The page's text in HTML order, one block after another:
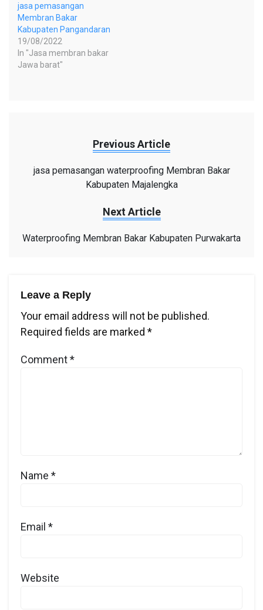
jasa pemasangan
Membran Bakar
Kabupaten Pangandaran
19/08/2022
In "Jasa membran bakar
Jawa barat"
Previous Article
jasa pemasangan waterproofing Membran Bakar
Kabupaten Majalengka
Next Article
Waterproofing Membran Bakar Kabupaten Purwakarta
Leave a Reply
Your email address will not be published.
Required fields are marked *
Comment*
Name *
Email *
Website